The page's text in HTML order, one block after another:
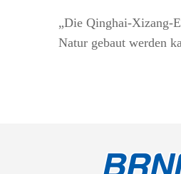
„Die Qinghai-Xizang-
Natur gebaut werden